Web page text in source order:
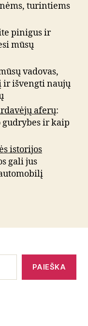
turintiems
pinigus ir
mūsų
vadovas,
ir išvengti naujų
aferų:
ir kaip
istorijos
gali jus
PAIEŠKA